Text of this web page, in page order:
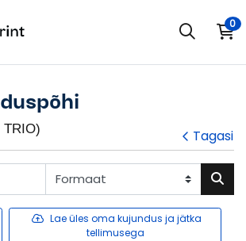
0
TRIO) Tagasi
Lae üles oma kujundus ja jätka
tellimusega